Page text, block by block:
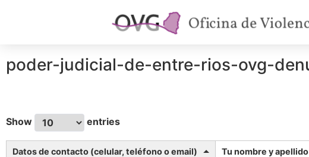
poder-judicial-de-entre-rios-ovg-
Show entries
Datos de contacto (celular, teléfono o email) Tu nombre y